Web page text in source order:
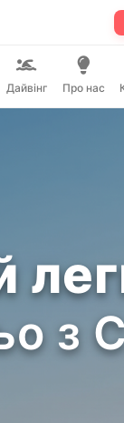
Дайвінг Про нас
з